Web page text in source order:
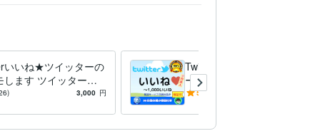
いいね★ツイッターの
します ツイッター（T
100いいね到達するま
3,000 円
Twitter日本人いいねツイッタ
ーのプロモします 【Twitte
r】日本人のいいね100増える
5.0